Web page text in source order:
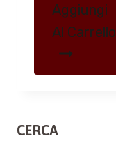
Aggiungi
Al Carrello
CERCA